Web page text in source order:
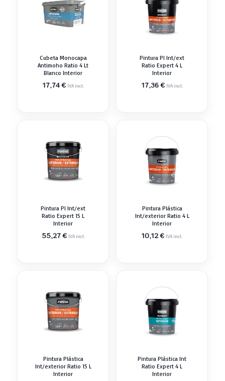
Cubeta Monocapa
Antimoho Ratio 4 Lt
Blanco Interior
17,74€ IVA incl.
Pintura Pl Int/ext
Ratio Expert 4 L
Interior
17,36€ IVA incl.
Pintura Pl Int/ext
Ratio Expert 15 L
Interior
55,27€ IVA incl.
Pintura Plástica
Int/exterior Ratio 4 L
Interior
10,12€ IVA incl.
Pintura Plástica
Int/exterior Ratio 15 L
Interior
Pintura Plástica Int
Ratio Expert 4 L
Interior